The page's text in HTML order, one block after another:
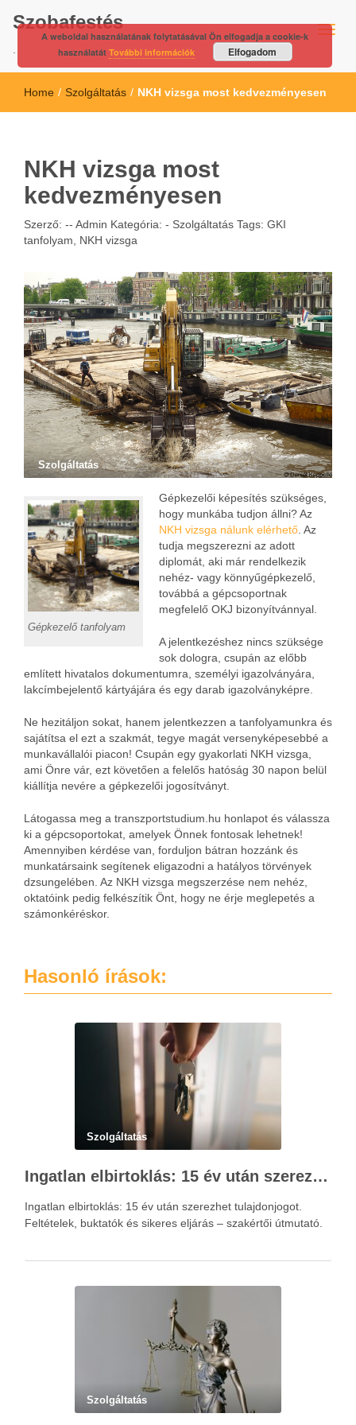
Szobafestés
Home / Szolgáltatás / NKH vizsga most kedvezményesen
NKH vizsga most
kedvezményesen
Szerző: -- Admin Kategória: - Szolgáltatás Tags: GKI
tanfolyam
NKH vizsga
Szolgáltatás
Gépkezelő tanfolyam
Gépkezelői képesítés szükséges,
hogy munkába tudjon állni? Az
NKH vizsga nálunk elérhető . Az
tudja megszerezni az adott
diplomát, aki már rendelkezik
nehéz- vagy könnyűgépkezelő,
továbbá a gépcsoportnak
megfelelő OKJ bizonyítvánnyal.
A jelentkezéshez nincs szüksége
sok dologra, csupán az előbb
említett hivatalos dokumentumra, személyi igazolványára,
lakcímbejelentő kártyájára és egy darab igazolványképre.
Ne hezitáljon sokat, hanem jelentkezzen a tanfolyamunkra és
sajátítsa el ezt a szakmát, tegye magát versenyképesebbé a
munkavállalói piacon! Csupán egy gyakorlati NKH vizsga,
ami Önre vár, ezt követően a felelős hatóság 30 napon belül
kiállítja nevére a gépkezelői jogosítványt.
Látogassa meg a transzportstudium.hu honlapot és válassza
ki a gépcsoportokat, amelyek Önnek fontosak lehetnek!
Amennyiben kérdése van, forduljon bátran hozzánk és
munkatársaink segítenek eligazodni a hatályos törvények
dzsungelében. Az NKH vizsga megszerzése nem nehéz,
oktatóink pedig felkészítik Önt, hogy ne érje meglepetés a
számonkéréskor.
Hasonló írások:
Szolgáltatás
Ingatlan elbirtoklás: 15 év után szerezhet tulajdonjogot – szakértői útmutató
Ingatlan elbirtoklás: 15 év után szerezhet tulajdonjogot.
Feltételek, buktatók és sikeres eljárás – szakértői útmutató.
Szolgáltatás
A weboldal használatának folytatásával Ön elfogadja a cookie-k
használatát További információk Elfogadom